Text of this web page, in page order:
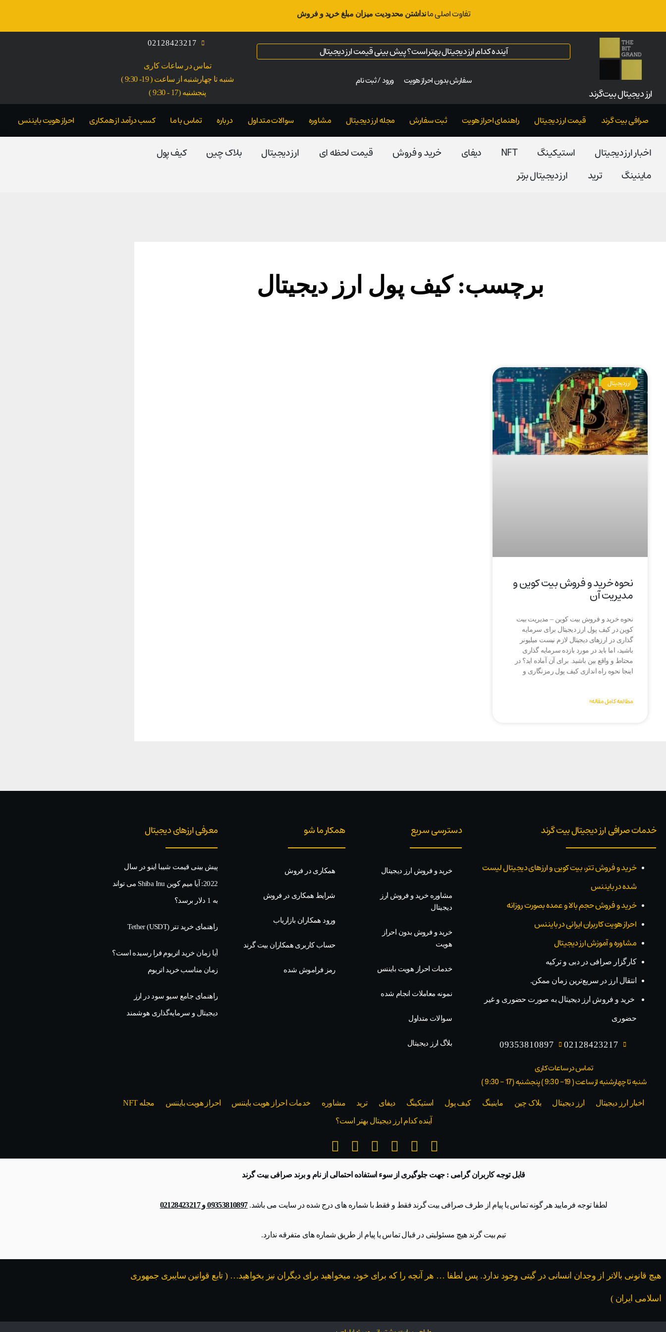
تفاوت اصلی مانداشتن محدودیت میزان مبلغ خرید و فروش
ارز‌ دیجیتال بیت‌گرند
آینده کدام ارز دیجیتال بهتر است؟ پیش بینی قیمت ارز دیجیتال
سفارش بدون احراز هویت ورود / ثبت نام
02128423217
تماس در ساعات کاری
شنبه تا چهارشنبه از ساعت ( 19- 9:30 )
پنجشنبه (17 - 9:30 )
صرافی بیت گرند قیمت ارز دیجیتال راهنمای احراز هویت ثبت سفارش مجله ارز دیجیتال مشاوره سوالات متداول درباره تماس با ما کسب درآمد از همکاری احراز هویت بایننس
اخبار ارز دیجیتال استیکینگ NFT دیفای خرید و فروش قیمت لحظه ای ارز دیجیتال بلاک‌ چین
کیف پول
ماینینگ
ترید ارز دیجیتال برتر
برچسب: کیف پول ارز دیجیتال
ارز دیجیتال
نحوه خرید و فروش بیت کوین و
مدیریت آن
نحوه خرید و فروش بیت کوین – مدیریت بیت
کوین در کیف پول ارز دیجیتال برای سرمایه
گذاری در ارزهای دیجیتال لازم نیست میلیونر
باشید، اما باید در مورد بازده سرمایه گذاری
محتاط و واقع بین باشید. برای آن آماده اید؟ در
اینجا نحوه راه اندازی کیف پول رمزنگاری و
مطالعه کامل مقاله»
خدمات صرافی ارز دیجیتال بیت گرند
خرید و فروش تتر، بیت کوین و ارزهای دیجیتال لیست
شده در بایننس
خرید و فروش حجم بالا و عمده بصورت روزانه
احراز هویت کاربران ایرانی در بایننس
مشاوره و آموزش ارز دیجیتال
کارگزار صرافی در دبی و ترکیه
انتقال ارز در سریع‌ترین زمان ممکن.
خرید و فروش ارز دیجیتال به صورت حضوری و غیر
حضوری
02128423217
09353810897
تماس در ساعات کاری
شنبه تا چهارشنبه از ساعت ( 19- 9:30 ) پنجشنبه (17 - 9:30 )​
دسترسی سریع
خرید و فروش ارز دیجیتال
مشاوره خرید و فروش ارز
دیجیتال
خرید و فروش بدون احراز
هویت
خدمات احراز هویت بایننس
نمونه معاملات انجام شده
سوالات متداول
بلاگ ارز دیجیتال
همکار ما شو
همکاری در فروش
شرایط همکاری در فروش
ورود همکاران بازاریاب
حساب کاربری همکاران بیت گرند
رمز فراموش شده
معرفی ارزهای دیجیتال
پیش بینی قیمت شیبا اینو در سال
2022: آیا میم کوین Shiba Inu می تواند
به 1 دلار برسد؟
راهنمای خرید تتر Tether (USDT)
آیا زمان خرید اتریوم فرا رسیده است؟
زمان مناسب خرید اتریوم
راهنمای جامع سیو سود در ارز
دیجیتال و سرمایه‌گذاری هوشمند
اخبار ارز دیجیتال ارز دیجیتال بلاک‌ چین ماینینگ کیف پول استیکینگ دیفای ترید مشاوره خدمات احراز هویت بایننس احراز هویت بایننس مجله NFT
آینده کدام ارز دیجیتال بهتر است؟
قابل توجه کاربران گرامی : جهت جلوگیری از سوء استفاده احتمالی از نام و برند صرافی بیت گرند
لطفا توجه فرمایید هر گونه تماس یا پیام از طرف صرافی بیت گرند فقط و فقط با شماره های درج شده در سایت می باشد.09353810897 و 02128423217
تیم بیت گرند هیچ مسئولیتی در قبال تماس یا پیام از طریق شماره های متفرقه ندارد.
هیچ قانونی بالاتر از وجدان انسانی در گیتی وجود ندارد. پس لطفا … هر آنچه را که برای خود، میخواهید برای دیگران نیز بخواهید… ( تابع قوانین سایبری جمهوری
اسلامی ایران )